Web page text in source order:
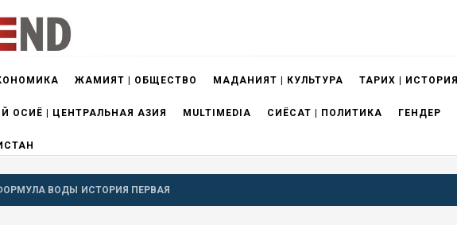
ЖАМИЯТ | ОБЩЕСТВО МАДАНИЯТ | КУЛЬТУРА ТАРИХ | ИСТОРИЯ
ОСИЁ | ЦЕНТРАЛЬНАЯ АЗИЯ MULTIMEDIA СИЁСАТ | ПОЛИТИКА ГЕНДЕР
ВОДЫ ИСТОРИЯ ПЕРВАЯ